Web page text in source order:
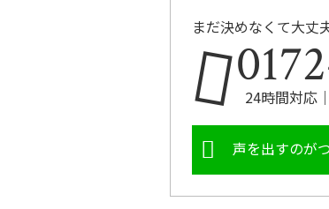
まだ決めなくて大丈
24時間対応
声を出すのが